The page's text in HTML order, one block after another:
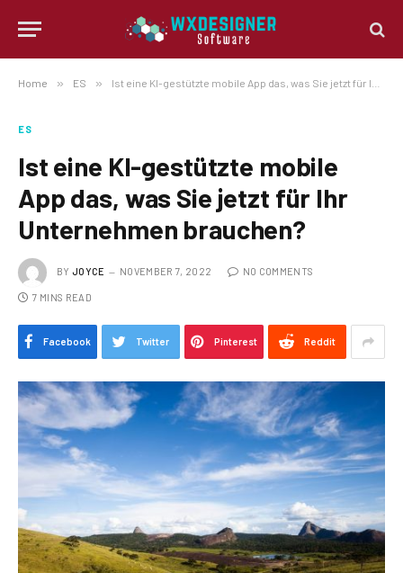
Home » ES » Ist eine KI-gestützte mobile App das, was Sie jetzt für Ihr Unternehmen brauchen?
ES
Ist eine KI-gestützte mobile
App das, was Sie jetzt für Ihr
Unternehmen brauchen?
BY JOYCE NOVEMBER 7, 2022 NO COMMENTS
7 MINS READ
Facebook Twitter Pinterest Reddit